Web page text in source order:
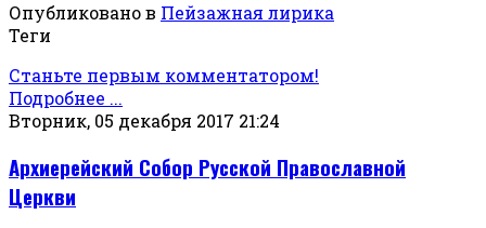
Опубликовано в Пейзажная лирика
Теги
Станьте первым комментатором!
Подробнее ...
Вторник, 05 декабря 2017 21:24
Архиерейский Собор Русской Православной
Церкви